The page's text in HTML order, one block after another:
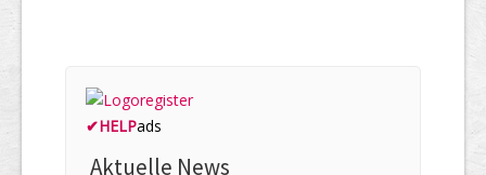
✔HELPads
Aktuelle News